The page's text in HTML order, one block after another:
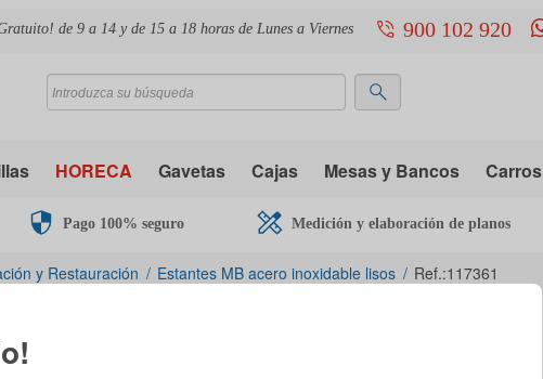
de 9 a 14 y de 15 a 18 horas de Lunes a Viernes 900 102 920
HORECA Gavetas Cajas Mesas y Bancos Carros
Pago 100% seguro Medición y elaboración de planos
y Restauración Estantes MB acero inoxidable lisos Ref.:117361